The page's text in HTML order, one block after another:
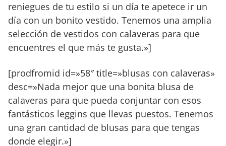
reniegues de tu estilo si un día te apetece ir un
día con un bonito vestido. Tenemos una amplia
selección de vestidos con calaveras para que
encuentres el que más te gusta.»]
[prodfromid id=»58″ title=»blusas con calaveras»
desc=»Nada mejor que una bonita blusa de
calaveras para que pueda conjuntar con esos
fantásticos leggins que llevas puestos. Tenemos
una gran cantidad de blusas para que tengas
donde elegir.»]